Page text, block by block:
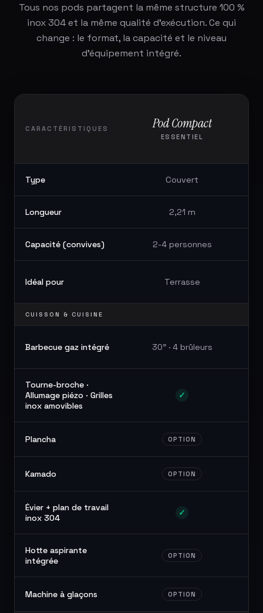
Tous nos pods partagent la même structure 100 %
inox 304 et la même qualité d'exécution. Ce qui
change : le format, la capacité et le niveau
d'équipement intégré.
CARACTÉRISTIQUES Pod Compact
ESSENTIEL
Type Couvert
Longueur 2,21 m
Capacité (convives) 2-4 personnes
Idéal pour Terrasse
CUISSON & CUISINE
Barbecue gaz intégré 30" · 4 brûleurs
Tourne-broche ·
Allumage piézo · Grilles
inox amovibles
✓
Plancha OPTION
Kamado OPTION
Évier + plan de travail
inox 304
✓
Hotte aspirante
intégrée
OPTION
Machine à glaçons OPTION